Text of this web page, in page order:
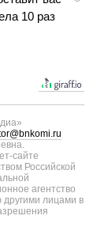
10 раз
сайте
Российской
агентство
лицами в